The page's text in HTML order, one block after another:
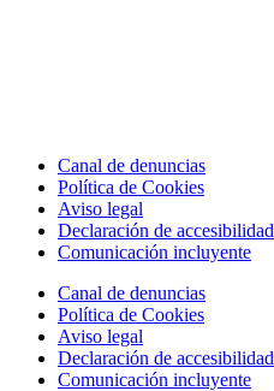
Canal de denuncias
Política de Cookies
Aviso legal
Declaración de accesibilidad
Comunicación incluyente
Canal de denuncias
Política de Cookies
Aviso legal
Declaración de accesibilidad
Comunicación incluyente